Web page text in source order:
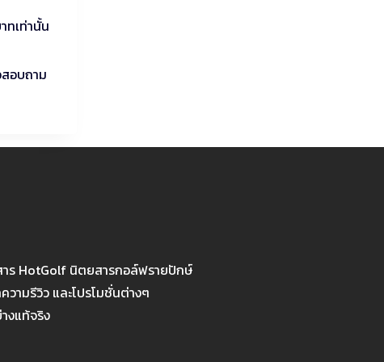
ทเท่านั้น
อบถาม
าร HotGolf นิตยสารกอล์ฟรายปักษ์
ามรีวิว และโปรโมชั่นต่างๆ
งแท้จริง